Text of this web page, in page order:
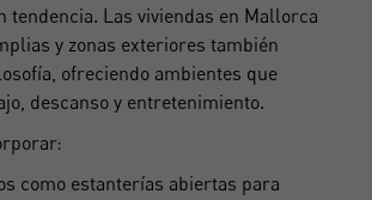
tendencia. Las viviendas en Mallorca
y zonas exteriores también
ofreciendo ambientes que
descanso y entretenimiento.
como estanterías abiertas para